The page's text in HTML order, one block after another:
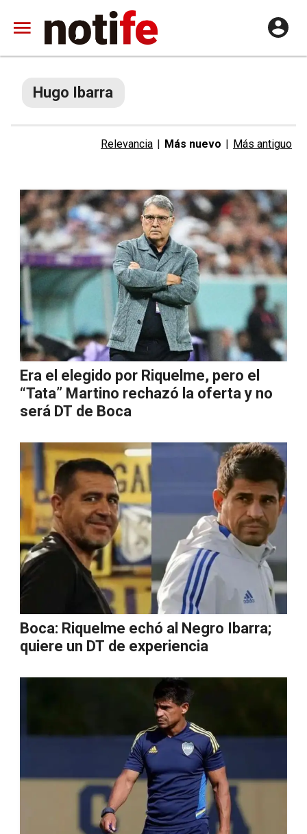
Hugo Ibarra
Relevancia | Más nuevo | Más antiguo
Era el elegido por Riquelme, pero el
“Tata” Martino rechazó la oferta y no
será DT de Boca
Boca: Riquelme echó al Negro Ibarra;
quiere un DT de experiencia